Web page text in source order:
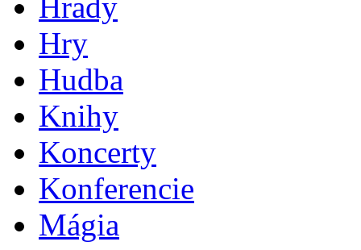
Hry
Hudba
Knihy
Koncerty
Konferencie
Mágia